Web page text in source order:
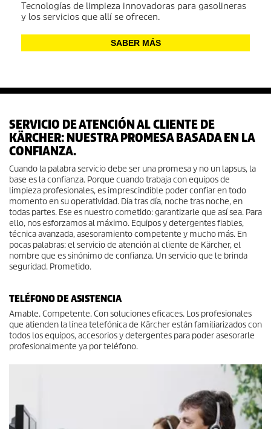
Tecnologías de limpieza innovadoras para gasolineras
y los servicios que allí se ofrecen.
SABER MÁS
SERVICIO DE ATENCIÓN AL CLIENTE DE
KÄRCHER: NUESTRA PROMESA BASADA EN LA
CONFIANZA.
Cuando la palabra servicio debe ser una promesa y no un lapsus, la
base es la confianza. Porque cuando trabaja con equipos de
limpieza profesionales, es imprescindible poder confiar en todo
momento en su operatividad. Día tras día, noche tras noche, en
todas partes. Ese es nuestro cometido: garantizarle que así sea. Para
ello, nos esforzamos al máximo. Equipos y detergentes fiables,
técnica avanzada, asesoramiento competente y mucho más. En
pocas palabras: el servicio de atención al cliente de Kärcher, el
nombre que es sinónimo de confianza. Un servicio que le brinda
seguridad. Prometido.
TELÉFONO DE ASISTENCIA
Amable. Competente. Con soluciones eficaces. Los profesionales
que atienden la línea telefónica de Kärcher están familiarizados con
todos los equipos, accesorios y detergentes para poder asesorarle
profesionalmente ya por teléfono.